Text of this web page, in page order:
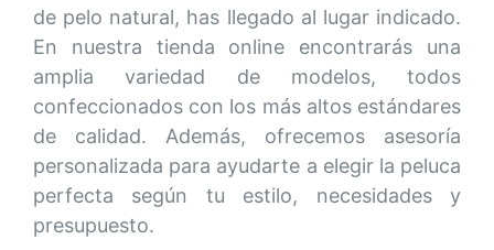
de pelo natural, has llegado al lugar indicado.
En nuestra tienda online encontrarás una
amplia variedad de modelos, todos
confeccionados con los más altos estándares
de calidad. Además, ofrecemos asesoría
personalizada para ayudarte a elegir la peluca
perfecta según tu estilo, necesidades y
presupuesto.